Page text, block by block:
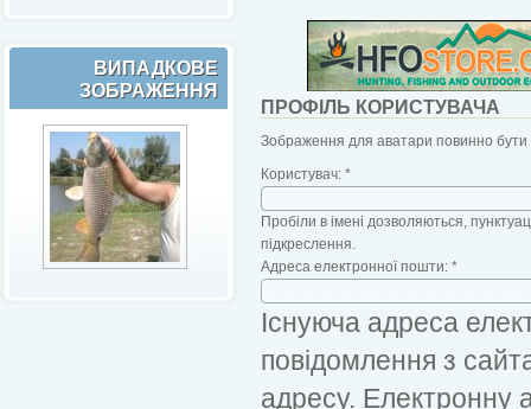
ВИПАДКОВЕ
ЗОБРАЖЕННЯ
ПРОФІЛЬ КОРИСТУВАЧА
Зображення для аватари повинно бути
Користувач: *
Пробіли в імені дозволяються,
підкреслення.
Адреса електронної пошти: *
Існуюча адреса
повідомлення з
адресу. Електронну